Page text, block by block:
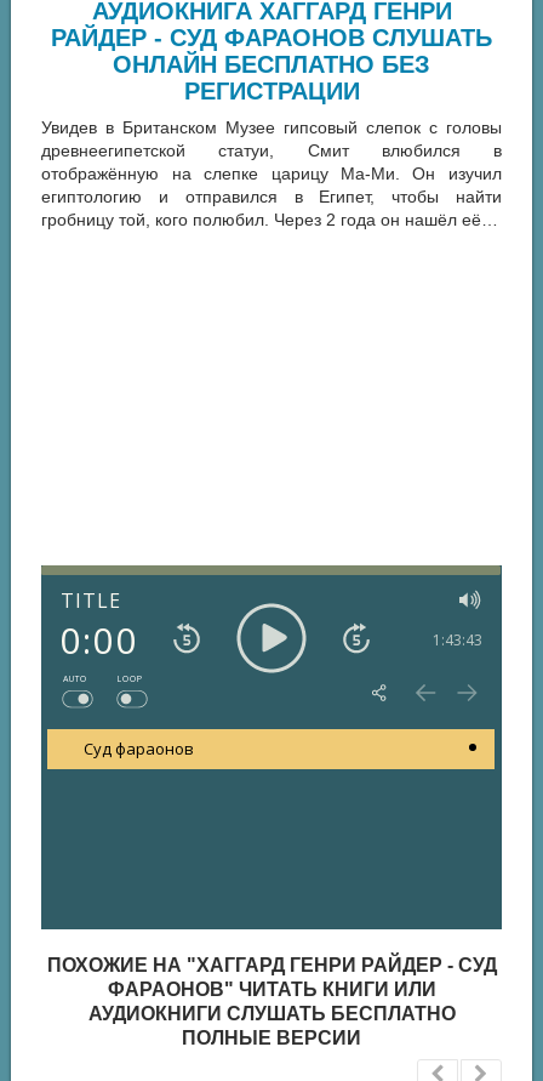
АУДИОКНИГА ХАГГАРД ГЕНРИ
РАЙДЕР - СУД ФАРАОНОВ СЛУШАТЬ
ОНЛАЙН БЕСПЛАТНО БЕЗ
РЕГИСТРАЦИИ
Увидев в Британском Музее гипсовый слепок с головы
древнеегипетской статуи, Смит влюбился в
отображённую на слепке царицу Ма-Ми. Он изучил
египтологию и отправился в Египет, чтобы найти
гробницу той, кого полюбил. Через 2 года он нашёл её…
TITLE
0:00 1:43:43
AUTO LOOP
Суд фараонов
ПОХОЖИЕ НА "ХАГГАРД ГЕНРИ РАЙДЕР - СУД
ФАРАОНОВ" ЧИТАТЬ КНИГИ ИЛИ
АУДИОКНИГИ СЛУШАТЬ БЕСПЛАТНО
ПОЛНЫЕ ВЕРСИИ